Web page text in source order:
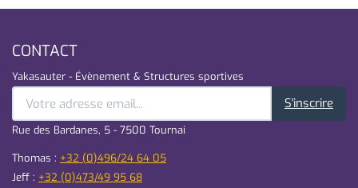
CONTACT
Yakasauter - Évènement & Structures sportives
S'inscrire
Rue des Bardanes, 5 - 7500 Tournai
Thomas : +32 (0)496/24 64 05
Jeff : +32 (0)473/49 95 68